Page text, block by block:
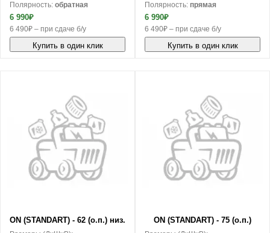
Полярность: обратная
6 990₽
6 490₽ – при сдаче б/у
Купить в один клик
Полярность: прямая
6 990₽
6 490₽ – при сдаче б/у
Купить в один клик
ON (STANDART) - 62 (о.п.) низ.
ON (STANDART) - 75 (о.п.)